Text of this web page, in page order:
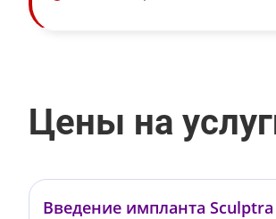
Цены на
Введение импланта